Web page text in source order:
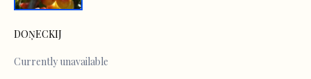
DOŅECKIJ
Currently unavailable